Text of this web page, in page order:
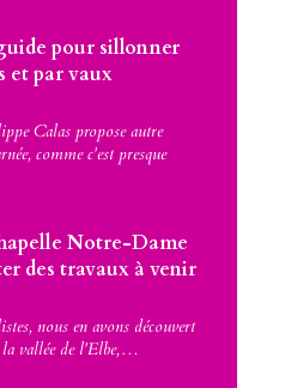
pour sillonner
et par vaux
Calas propose autre
comme c'est presque
Notre-Dame
des travaux à venir
nous en avons découvert
la vallée de l'Elbe,…